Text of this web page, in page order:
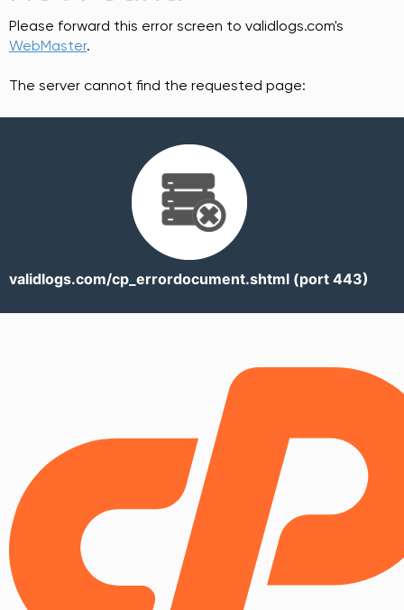
Please forward this error screen to validlogs.com's
WebMaster.
The server cannot find the requested page:
validlogs.com/cp_errordocument.shtml (port 443)